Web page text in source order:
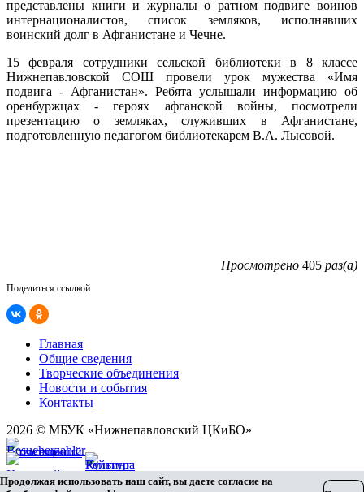
представлены книги и журналы о ратном подвиге воинов
интернационалистов, список земляков, исполнявших
воинский долг в Афганистане и Чечне.
15 февраля сотрудники сельской библиотеки в 8 классе
Нижнепавловской СОШ провели урок мужества «Имя
подвига - Афганистан». Ребята услышали информацию об
оренбуржцах - героях афганской войны, посмотрели
презентацию о земляках, служивших в Афганистане,
подготовленную педагогом библиотекарем В.А. Лысовой.
Просмотрено 405 раз(а)
Поделиться ссылкой
Главная
Общие сведения
Творческие объединения
Новости и события
Контакты
2026 © МБУК «Нижнепавловский ЦКиБО»
Карта сайта
Продолжая использовать наш сайт, вы даете согласие на